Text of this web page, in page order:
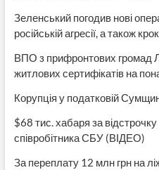
Зеленський погодив нові
російській агресії, а також
ВПО з прифронтових громад
житлових сертифікатів на
Корупція у податковій
$68 тис. хабаря за відстрочку
співробітника СБУ (ВІДЕО)
За переплату 12 млн грн на